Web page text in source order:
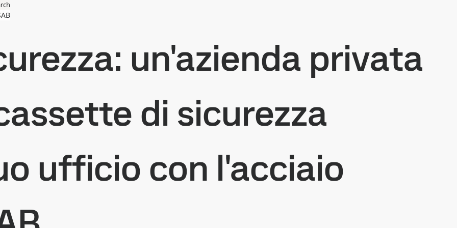
un'azienda privata
di sicurezza
ufficio con l'acciaio